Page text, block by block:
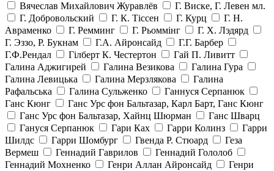
Вячеслав Михайлович Журавлёв
Г. Виске, Г. Левен мл.
Г. Добровольский
Г. К. Тiссен Г. Курц
Г. Н.
Авраменко
Г. Ремминг Г. Рьоммінг
Г. Х. Лэдярд
Г. Эззо, Р. Букнам
Г.А. Айронсайд
Г.Г. Барбер
Г.Ф.Рендал
Гілберт К. Честертон
Гай П. Ливитт
Галина Аджигирей
Галина Везикова
Галина Гура
Галина Левицька
Галина Мерзлякова
Галина
Рафальська
Галина Сульженко
Ганнуся Серпанюк
Ганс Кюнг
Ганс Урс фон Бальтазар, Карл Барт, Ганс Кюнг
Ганс Урс фон Бальтазар, Хайнц Шюрман
Ганс Шварц
Гануся Серпанюк
Гари Ках Гарри Колинз
Гарри
Шилдс
Гарри Шомбург Гвенда Р. Стюард
Геза
Вермеш
Геннадий Гаврилов
Геннадий Гололоб
Геннадий Мохненко
Генри Аллан Айронсайд
Генри